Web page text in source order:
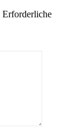
Erforderliche